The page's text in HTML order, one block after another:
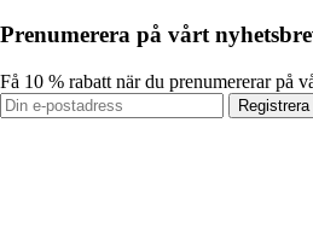
Prenumerera på vårt
Få 10 % rabatt när du prenumererar på